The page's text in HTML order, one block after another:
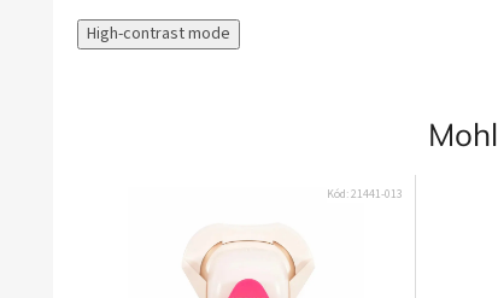
High-contrast mode
Kód:21441-013